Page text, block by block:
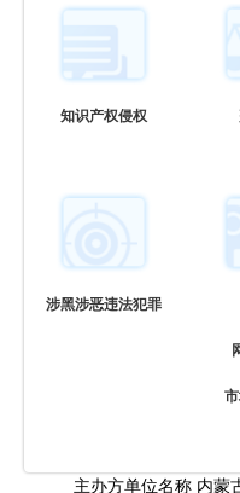
知识产权侵权
涉黑涉恶违法犯罪
主办方单位名称 内蒙